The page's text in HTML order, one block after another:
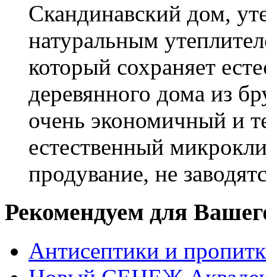
Скандинавский дом,
натуральным
который сохраняет
деревянного дома из
очень экономичный и
естественный
продувание, не
Рекомендуем для
Антисептики и